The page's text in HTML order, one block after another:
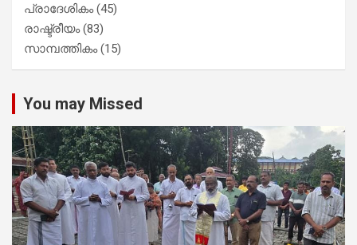
പ്രാദേശികം(45)
രാഷ്ട്രീയം(83)
സാമ്പത്തികം(15)
You may Missed